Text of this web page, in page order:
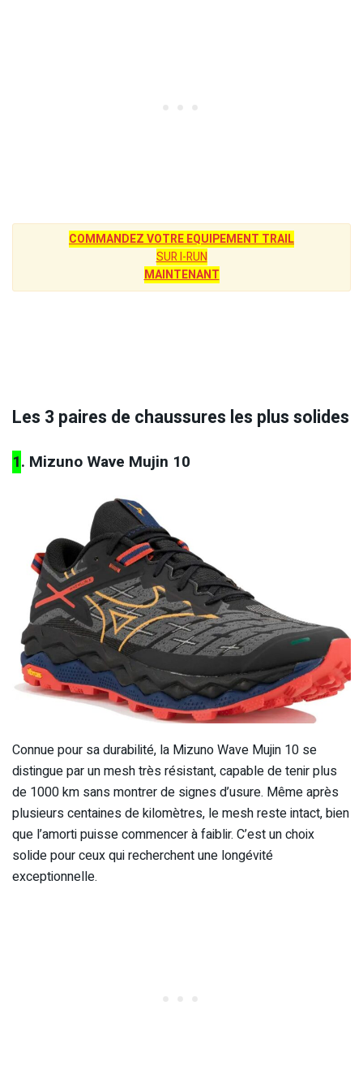
COMMANDEZ VOTRE EQUIPEMENT TRAIL
SUR I-RUN
MAINTENANT
Les 3 paires de chaussures les plus solides
1. Mizuno Wave Mujin 10
Connue pour sa durabilité, la Mizuno Wave Mujin 10 se
distingue par un mesh très résistant, capable de tenir plus
de 1000 km sans montrer de signes d’usure. Même après
plusieurs centaines de kilomètres, le mesh reste intact, bien
que l’amorti puisse commencer à faiblir. C’est un choix
solide pour ceux qui recherchent une longévité
exceptionnelle.